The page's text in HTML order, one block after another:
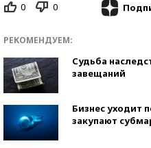
0 0
РЕКОМЕНДУЕМ:
Судьба
завещаний
Бизнес уходит
закупают